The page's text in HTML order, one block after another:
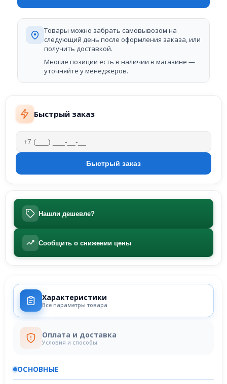
Быстрый заказ
Нашли дешевле?
Сообщить о снижении цены
Товары можно забрать самовывозом на
следующий день после оформления заказа, или
получить доставкой.
Многие позиции есть в наличии в магазине —
уточняйте у менеджеров.
Характеристики
Все параметры товара
Оплата и доставка
Условия и способы
ОСНОВНЫЕ